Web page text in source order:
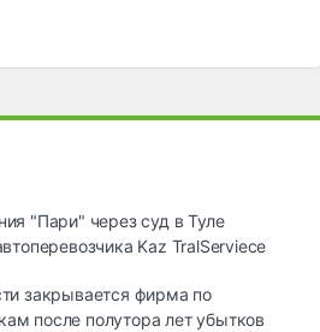
"Пари" через суд в Туле
Kaz TralServiece
закрывается фирма по
после полутора лет убытков